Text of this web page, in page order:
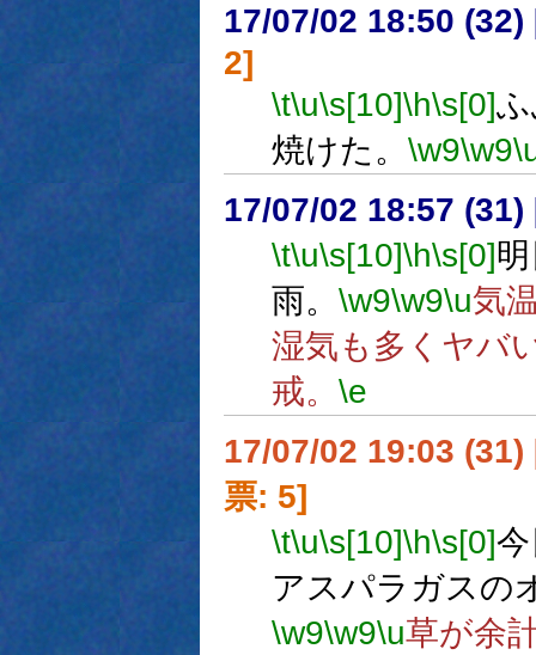
17/07/02 18:50 (32)
2]
\t\u\s[10]\h\s[0]
焼けた。 \w9\w9
17/07/02 18:57 (31)
\t\u\s[10]\h\s[0]
雨。 \w9\w9\u気
湿気も多くヤバ
戒。 \e
17/07/02 19:03 (31)
票: 5]
\t\u\s[10]\h\s[0]
アスパラガスの
\w9\w9\u草が余